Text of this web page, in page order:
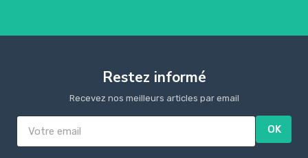
Restez informé
Recevez nos meilleurs articles par email
OK